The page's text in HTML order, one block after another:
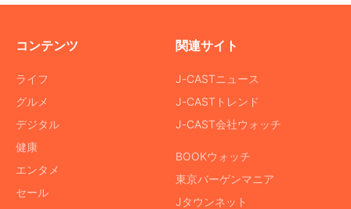
コンテンツ
ライフ
グルメ
デジタル
健康
エンタメ
セール
関連サイト
J-CASTニュース
J-CASTトレンド
J-CAST会社ウォッチ
BOOKウォッチ
東京バーゲンマニア
Jタウンネット